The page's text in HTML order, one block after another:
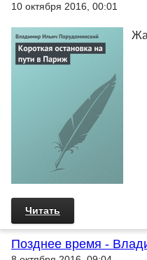
10 октября 2016, 00:01
Читать
Позднее время -